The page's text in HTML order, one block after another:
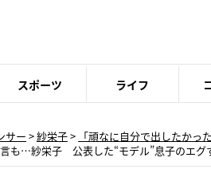
スポーツ ライフ
サー >紗栄子> 「頑なに自分で出したか
言も…紗栄子 公表した“モデル”息子のエグ